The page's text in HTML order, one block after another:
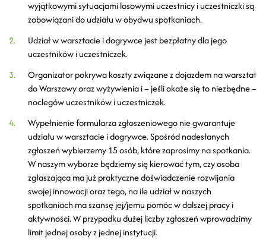
wyjątkowymi sytuacjami losowymi uczestnicy i uczestniczki są
zobowiązani do udziału w obydwu spotkaniach.
Udział w warsztacie i dogrywce jest bezpłatny dla jego
uczestników i uczestniczek.
Organizator pokrywa koszty związane z dojazdem na warsztat
do Warszawy oraz wyżywienia i – jeśli okaże się to niezbędne –
noclegów uczestników i uczestniczek.
Wypełnienie formularza zgłoszeniowego nie gwarantuje
udziału w warsztacie i dogrywce. Spośród nadesłanych
zgłoszeń wybierzemy 15 osób, które zaprosimy na spotkania.
W naszym wyborze będziemy się kierować tym, czy osoba
zgłaszająca ma już praktyczne doświadczenie rozwijania
swojej innowacji oraz tego, na ile udział w naszych
spotkaniach ma szansę jej/jemu pomóc w dalszej pracy i
aktywności. W przypadku dużej liczby zgłoszeń wprowadzimy
limit jednej osoby z jednej instytucji.